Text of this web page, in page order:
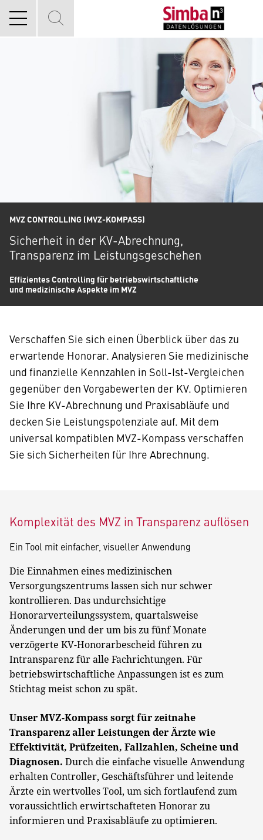
MVZ CONTROLLING (MVZ-KOMPASS)
Sicherheit in der KV-Abrechnung,
Transparenz im Leistungsgeschehen
Effizientes Controlling für betriebswirtschaftliche
und medizinische Aspekte im MVZ
Verschaffen Sie sich einen Überblick über das zu
erwartende Honorar. Analysieren Sie medizinische
und finanzielle Kennzahlen in Soll-Ist-Vergleichen
gegenüber den Vorgabewerten der KV. Optimieren
Sie Ihre KV-Abrechnung und Praxisabläufe und
decken Sie Leistungspotenziale auf. Mit dem
universal kompatiblen MVZ-Kompass verschaffen
Sie sich Sicherheiten für Ihre Abrechnung.
Komplexität des MVZ in Transparenz auflösen
Ein Tool mit einfacher, visueller Anwendung
Die Einnahmen eines medizinischen
Versorgungszentrums lassen sich nur schwer
kontrollieren. Das undurchsichtige
Honorarverteilungssystem, quartalsweise
Änderungen und der um bis zu fünf Monate
verzögerte KV-Honorarbescheid führen zu
Intransparenz für alle Fachrichtungen. Für
betriebswirtschaftliche Anpassungen ist es zum
Stichtag meist schon zu spät.
Unser MVZ-Kompass sorgt für zeitnahe
Transparenz aller Leistungen der Ärzte wie
Effektivität, Prüfzeiten, Fallzahlen, Scheine und
Diagnosen. Durch die einfache visuelle Anwendung
erhalten Controller, Geschäftsführer und leitende
Ärzte ein wertvolles Tool, um sich fortlaufend zum
voraussichtlich erwirtschafteten Honorar zu
informieren und Praxisabläufe zu optimieren.